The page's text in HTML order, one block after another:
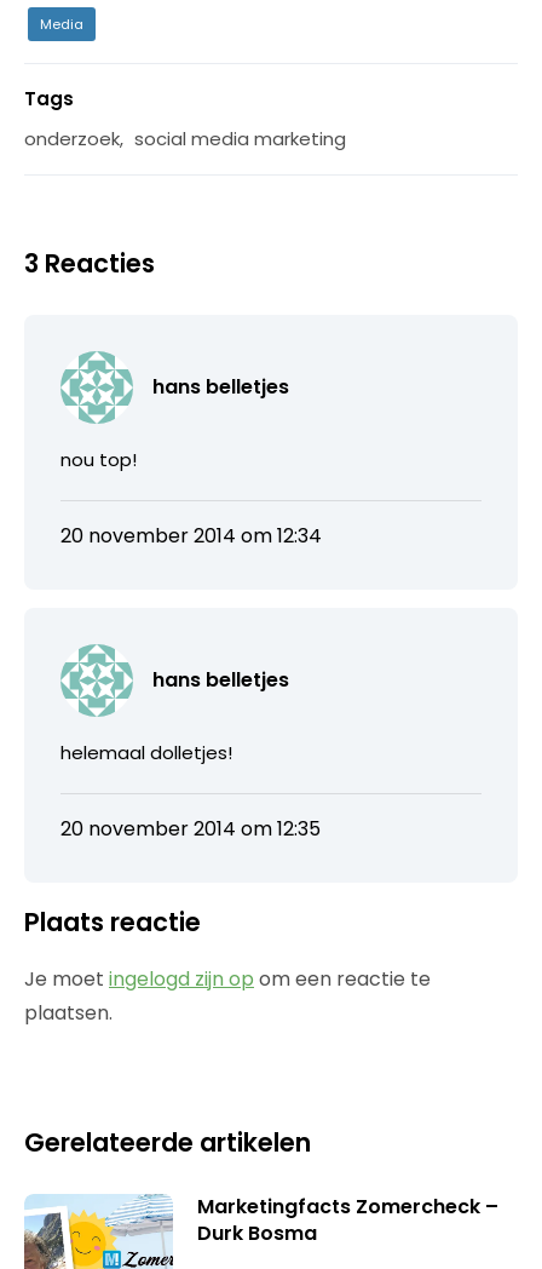
Media
Tags
onderzoek, social media marketing
3 Reacties
hans belletjes
nou top!
20 november 2014 om 12:34
hans belletjes
helemaal dolletjes!
20 november 2014 om 12:35
Plaats reactie
Je moet ingelogd zijn op om een reactie te
plaatsen.
Gerelateerde artikelen
Marketingfacts Zomercheck –
Durk Bosma